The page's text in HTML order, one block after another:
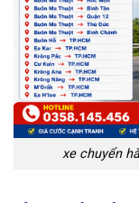
xe chuyển